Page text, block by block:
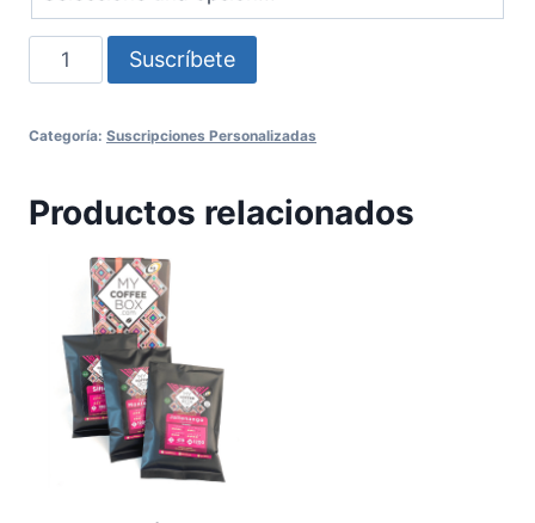
Suscripción
especial
bolsas
200
bimestral
cantidad
Suscríbete
Categoría: Suscripciones Personalizadas
Productos relacionados